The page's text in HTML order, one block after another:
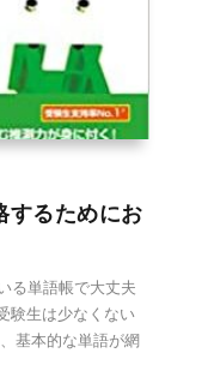
するためにお
る単語帳で大丈夫
験生は少なくない
基本的な単語が網